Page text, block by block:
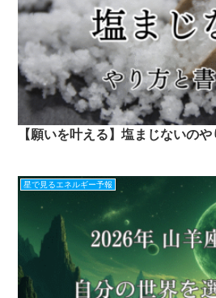
【願いを叶える】塩まじないのや
星で見るエネルギー予報